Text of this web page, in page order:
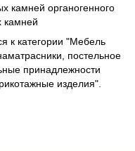
камней органогенного
камней
к категории "Мебель
постельное
принадлежности
изделия".